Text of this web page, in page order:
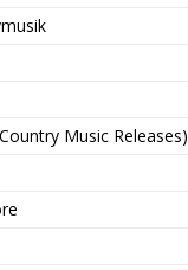
Music Releases)